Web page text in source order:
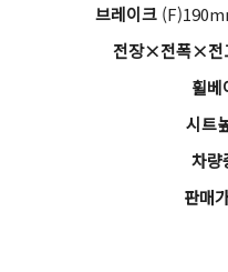
브레이크
전장×전폭×전
휠베
시트
차량
판매